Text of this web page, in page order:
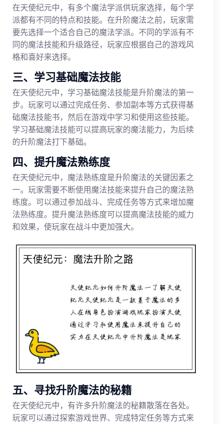
在天使纪元中，有多个魔法学派供玩家选择，每个学
派都有不同的特点和技能。在升阶魔法之前，玩家需
要先选择一个适合自己的魔法学派。不同的学派有不
同的魔法技能和升级路径，玩家应根据自己的游戏风
格和喜好来选择。
三、学习基础魔法技能
在天使纪元中，学习基础魔法技能是升阶魔法的第一
步。玩家可以通过完成任务、参加副本等方式获得基
础魔法技能书，然后在游戏中学习和使用这些技能。
学习基础魔法技能可以提高玩家的魔法能力，为后续
的升阶魔法打下基础。
四、提升魔法熟练度
在天使纪元中，魔法熟练度是升阶魔法的关键因素之
一。玩家需要不断使用魔法技能来提升自己的魔法熟
练度。可以通过参加战斗、完成任务等方式来增加魔
法熟练度。提升魔法熟练度可以提高魔法技能的威力
和效果，使玩家在战斗中更加强大。
五、寻找升阶魔法的秘籍
在天使纪元中，有许多升阶魔法的秘籍散落在各处。
玩家可以通过探索游戏世界、完成特定任务等方式来